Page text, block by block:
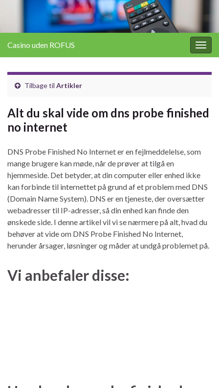
Casino uden ROFUS
Tilbage til Artikler
Alt du skal vide om dns probe finished
no internet
DNS Probe Finished No Internet er en fejlmeddelelse, som
mange brugere kan møde, når de prøver at tilgå en
hjemmeside. Det betyder, at din computer eller enhed ikke
kan forbinde til internettet på grund af et problem med DNS
(Domain Name System). DNS er en tjeneste, der oversætter
webadresser til IP-adresser, så din enhed kan finde den
ønskede side. I denne artikel vil vi se nærmere på alt, hvad du
behøver at vide om DNS Probe Finished No Internet,
herunder årsager, løsninger og måder at undgå problemet på.
Vi anbefaler disse: